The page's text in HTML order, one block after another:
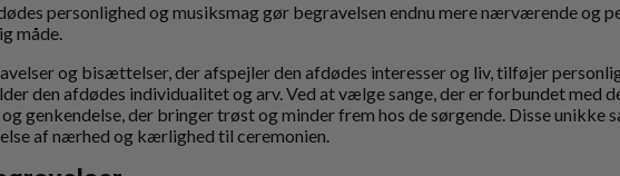
personlighed og musiksmag gør begravelsen endnu mere nærværende og
måde.
og bisættelser, der afspejler den afdødes interesser og liv, tilføjer
den afdødes individualitet og arv. Ved at vælge sange, der er forbundet med
genkendelse, der bringer trøst og minder frem hos de sørgende. Disse unikke
af nærhed og kærlighed til ceremonien.